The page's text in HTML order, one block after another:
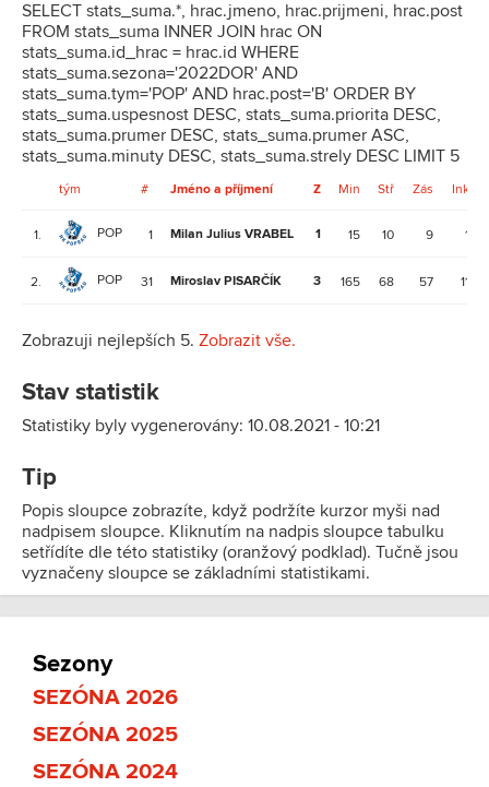
SELECT stats_suma.*, hrac.jmeno, hrac.prijmeni, hrac.post
FROM stats_suma INNER JOIN hrac ON
stats_suma.id_hrac = hrac.id WHERE
stats_suma.sezona='2022DOR' AND
stats_suma.tym='POP' AND hrac.post='B' ORDER BY
stats_suma.uspesnost DESC, stats_suma.priorita DESC,
stats_suma.prumer DESC, stats_suma.prumer ASC,
stats_suma.minuty DESC, stats_suma.strely DESC LIMIT 5
tým # Jméno a příjmení Z Min Stř Zás Ink
1. POP 1 Milan Julius VRABEL 1 15 10 9 1
2. POP 31 Miroslav PISARČÍK 3 165 68 57 11
Zobrazuji nejlepších 5. Zobrazit vše.
Stav statistik
Statistiky byly vygenerovány: 10.08.2021 - 10:21
Tip
Popis sloupce zobrazíte, když podržíte kurzor myši nad
nadpisem sloupce. Kliknutím na nadpis sloupce tabulku
setřídíte dle této statistiky (oranžový podklad). Tučně jsou
vyznačeny sloupce se základními statistikami.
Sezony
SEZÓNA 2026
SEZÓNA 2025
SEZÓNA 2024